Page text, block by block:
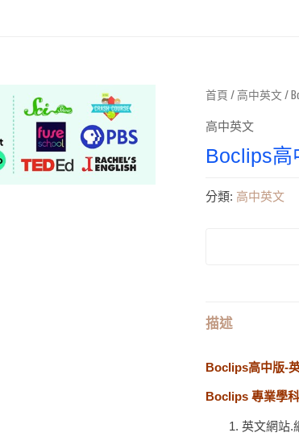
首頁 / 高中英文 /
高中英文
Boclips高
分類: 高中英文
描述
Boclips高中版-
Boclips 專業學
英文網站.